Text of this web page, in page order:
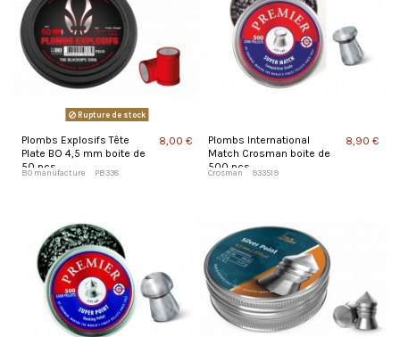
Rupture de stock
Plombs Explosifs Tête
Plate BO 4,5 mm boite de
50 pcs
BO manufacture PB338
8,00 €
Plombs International
Match Crosman boite de
500 pcs
Crosman 933519
8,90 €